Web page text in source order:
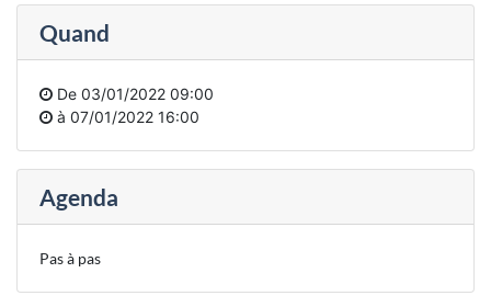
Quand
De 03/01/2022 09:00
à 07/01/2022 16:00
Agenda
Pas à pas